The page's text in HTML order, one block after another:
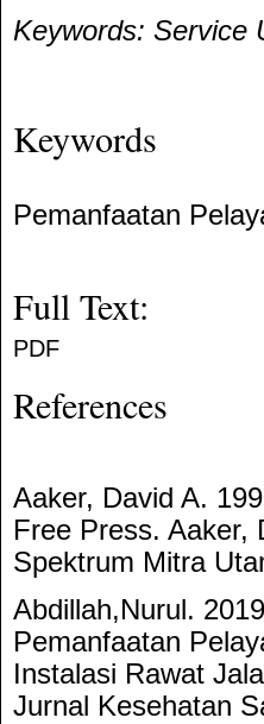
Keywords: Service
Keywords
Pemanfaatan
Full Text:
PDF
References
Aaker, David A.
Free Press. Aaker,
Spektrum Mitra
Abdillah,Nurul.
Pemanfaatan
Instalasi Rawat
Jurnal Kesehatan